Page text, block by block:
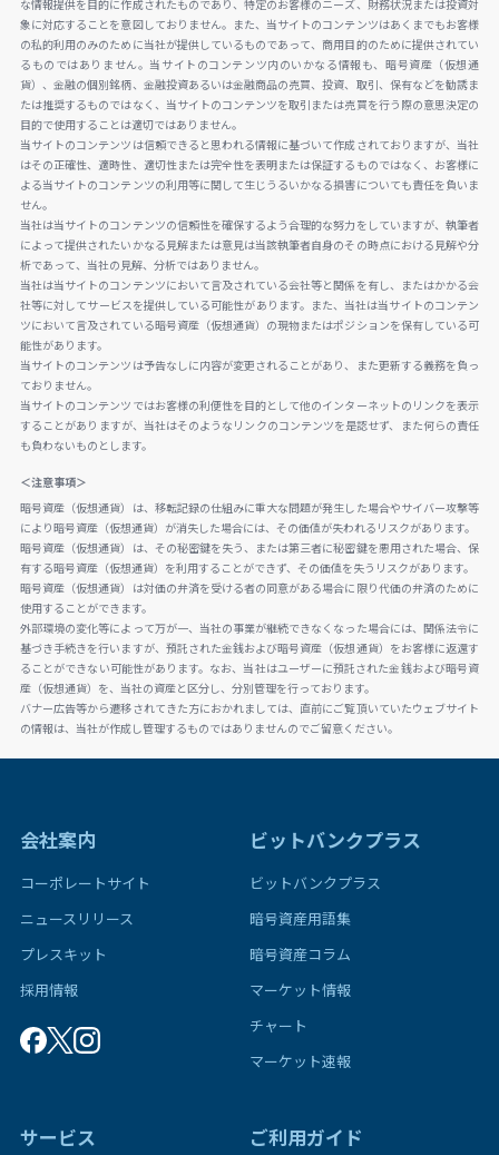
な情報提供を目的に作成されたものであり、特定のお客様のニーズ、財務状況または投資対
象に対応することを意図しておりません。また、当サイトのコンテンツはあくまでもお客様
の私的利用のみのために当社が提供しているものであって、商用目的のために提供されてい
るものではありません。当サイトのコンテンツ内のいかなる情報も、暗号資産（仮想通
貨）、金融の個別銘柄、金融投資あるいは金融商品の売買、投資、取引、保有などを勧誘ま
たは推奨するものではなく、当サイトのコンテンツを取引または売買を行う際の意思決定の
目的で使用することは適切ではありません。
当サイトのコンテンツは信頼できると思われる情報に基づいて作成されておりますが、当社
はその正確性、適時性、適切性または完全性を表明または保証するものではなく、お客様に
よる当サイトのコンテンツの利用等に関して生じうるいかなる損害についても責任を負いま
せん。
当社は当サイトのコンテンツの信頼性を確保するよう合理的な努力をしていますが、執筆者
によって提供されたいかなる見解または意見は当該執筆者自身のその時点における見解や分
析であって、当社の見解、分析ではありません。
当社は当サイトのコンテンツにおいて言及されている会社等と関係を有し、またはかかる会
社等に対してサービスを提供している可能性があります。また、当社は当サイトのコンテン
ツにおいて言及されている暗号資産（仮想通貨）の現物またはポジションを保有している可
能性があります。
当サイトのコンテンツは予告なしに内容が変更されることがあり、また更新する義務を負っ
ておりません。
当サイトのコンテンツではお客様の利便性を目的として他のインターネットのリンクを表示
することがありますが、当社はそのようなリンクのコンテンツを是認せず、また何らの責任
も負わないものとします。
＜注意事項＞
暗号資産（仮想通貨）は、移転記録の仕組みに重大な問題が発生した場合やサイバー攻撃等
により暗号資産（仮想通貨）が消失した場合には、その価値が失われるリスクがあります。
暗号資産（仮想通貨）は、その秘密鍵を失う、または第三者に秘密鍵を悪用された場合、保
有する暗号資産（仮想通貨）を利用することができず、その価値を失うリスクがあります。
暗号資産（仮想通貨）は対価の弁済を受ける者の同意がある場合に限り代価の弁済のために
使用することができます。
外部環境の変化等によって万が一、当社の事業が継続できなくなった場合には、関係法令に
基づき手続きを行いますが、預託された金銭および暗号資産（仮想通貨）をお客様に返還す
ることができない可能性があります。なお、当社はユーザーに預託された金銭および暗号資
産（仮想通貨）を、当社の資産と区分し、分別管理を行っております。
バナー広告等から遷移されてきた方におかれましては、直前にご覧頂いていたウェブサイト
の情報は、当社が作成し管理するものではありませんのでご留意ください。
会社案内
コーポレートサイト
ニュースリリース
プレスキット
採用情報
ビットバンクプラス
ビットバンクプラス
暗号資産用語集
暗号資産コラム
マーケット情報
チャート
マーケット速報
サービス ご利用ガイド